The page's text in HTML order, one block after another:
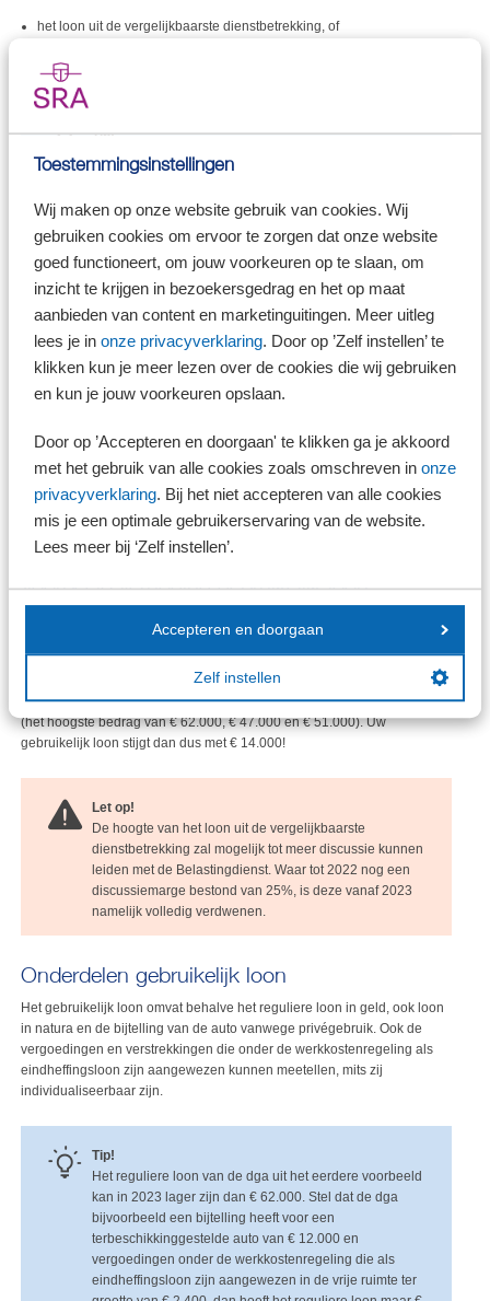
Toestemmingsinstellingen
Wij maken op onze website gebruik van cookies. Wij
gebruiken cookies om ervoor te zorgen dat onze website
goed functioneert, om jouw voorkeuren op te slaan, om
inzicht te krijgen in bezoekersgedrag en het op maat
aanbieden van content en marketinguitingen. Meer uitleg
lees je in onze privacyverklaring. Door op ’Zelf instellen’ te
klikken kun je meer lezen over de cookies die wij gebruiken
en kun je jouw voorkeuren opslaan.
Door op ’Accepteren en doorgaan' te klikken ga je akkoord
met het gebruik van alle cookies zoals omschreven in onze
privacyverklaring. Bij het niet accepteren van alle cookies
mis je een optimale gebruikerservaring van de website.
Lees meer bij ‘Zelf instellen’.
Accepteren en doorgaan
Zelf instellen
het loon uit de vergelijkbaarste dienstbetrekking, of
€ 51.000.
Tip!
Onder bepaalde voorwaarden kan het gebruikelijk loon
lager zijn. De bewijslast hiervan ligt wel bij uw bv.
Verdwijnen doelmatigheidsmarge
In het Belastingplan 2023 is het verdwijnen van de
doelmatigheidsmarge opgenomen. Waar u in 2022 nog rekening mag
houden met 75% van het loon uit de vergelijkbaarste dienstbetrekking,
wordt dit vanaf 2023 100% van dat loon. Deze wijziging, tezamen met
de verhoging van het normbedrag van € 48.000 in 2022 naar € 51.000
in 2023, kan betekenen dat uw loon omhoog moet om nog gebruikelijk
te zijn.
Let op!
De Tweede Kamer gaat al akkoord met de verdwijning
van de doelmatigheidsmarge. De Eerste Kamer stemt
hierover medio december 2022.
Voorbeeld verhoging gebruikelijk loon
dienstbetrekking € 62.000 en het loon van de meest verdienende
werknemer € 47.000. Het gebruikelijk loon in 2022 bedraagt dan €
48.000 (het hoogste bedrag van 75% van € 62.000 = € 46.500, € 47.000
en € 48.000). Het gebruikelijk loon in 2023 bedraagt echter € 62.000
(het hoogste bedrag van € 62.000, € 47.000 en € 51.000). Uw
gebruikelijk loon stijgt dan dus met € 14.000!
Let op!
De hoogte van het loon uit de vergelijkbaarste
dienstbetrekking zal mogelijk tot meer discussie kunnen
leiden met de Belastingdienst. Waar tot 2022 nog een
discussiemarge bestond van 25%, is deze vanaf 2023
namelijk volledig verdwenen.
Onderdelen gebruikelijk loon
Het gebruikelijk loon omvat behalve het reguliere loon in geld, ook loon
in natura en de bijtelling van de auto vanwege privégebruik. Ook de
vergoedingen en verstrekkingen die onder de werkkostenregeling als
eindheffingsloon zijn aangewezen kunnen meetellen, mits zij
individualiseerbaar zijn.
Tip!
Het reguliere loon van de dga uit het eerdere voorbeeld
kan in 2023 lager zijn dan € 62.000. Stel dat de dga
bijvoorbeeld een bijtelling heeft voor een
terbeschikkinggestelde auto van € 12.000 en
vergoedingen onder de werkkostenregeling die als
eindheffingsloon zijn aangewezen in de vrije ruimte ter